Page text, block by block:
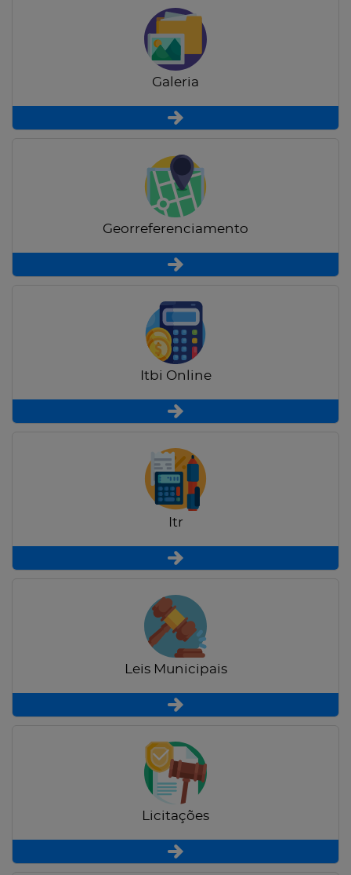
Galeria
Georreferenciamento
Itbi Online
Itr
Leis Municipais
Licitações